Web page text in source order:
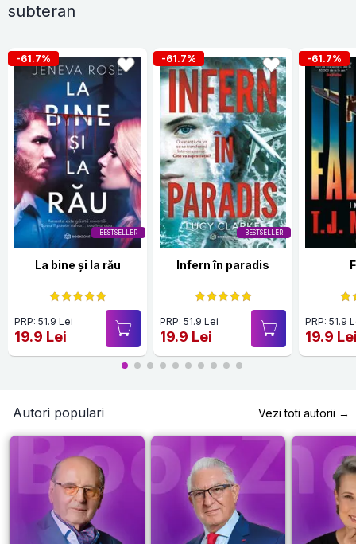
subteran
BESTSELLER
-61.7%
La bine și la rău
PRP: 51.9 Lei
19.9 Lei
BESTSELLER
-61.7%
Infern în paradis
PRP: 51.9 Lei
19.9 Lei
-61.7%
PRP: 51.9
19.9
Autori populari Vezi toti autorii →